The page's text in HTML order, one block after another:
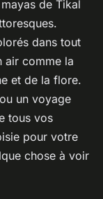
de Tikal
dans tout
air comme la
et de la flore.
un voyage
tous vos
pour votre
chose à voir